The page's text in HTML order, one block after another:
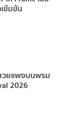
ข้มข้น
วยแพงบนพรม
2026